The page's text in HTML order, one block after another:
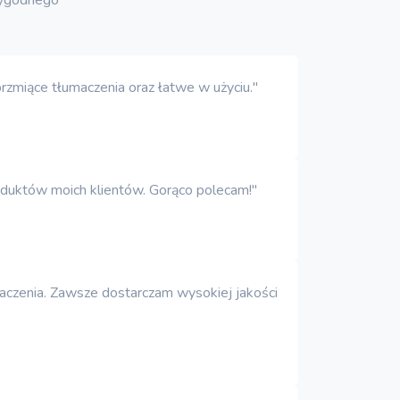
tłumaczenia oraz łatwe w użyciu."
moich klientów. Gorąco polecam!"
Zawsze dostarczam wysokiej jakości